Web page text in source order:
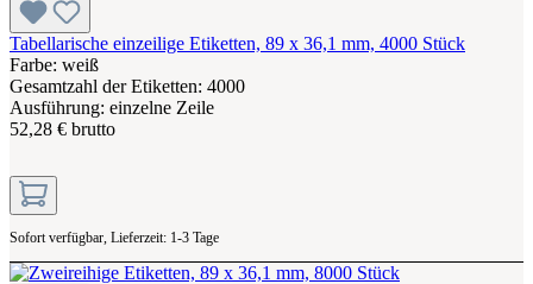
Tabellarische einzeilige Etiketten, 89 x 36,1 mm, 4000 Stück
Farbe: weiß
Gesamtzahl der Etiketten: 4000
Ausführung: einzelne Zeile
52,28 € brutto
Sofort verfügbar, Lieferzeit: 1-3 Tage